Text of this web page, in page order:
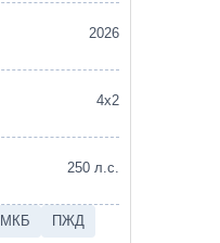
2026
4х2
250 л.с.
МКБ
ПЖД